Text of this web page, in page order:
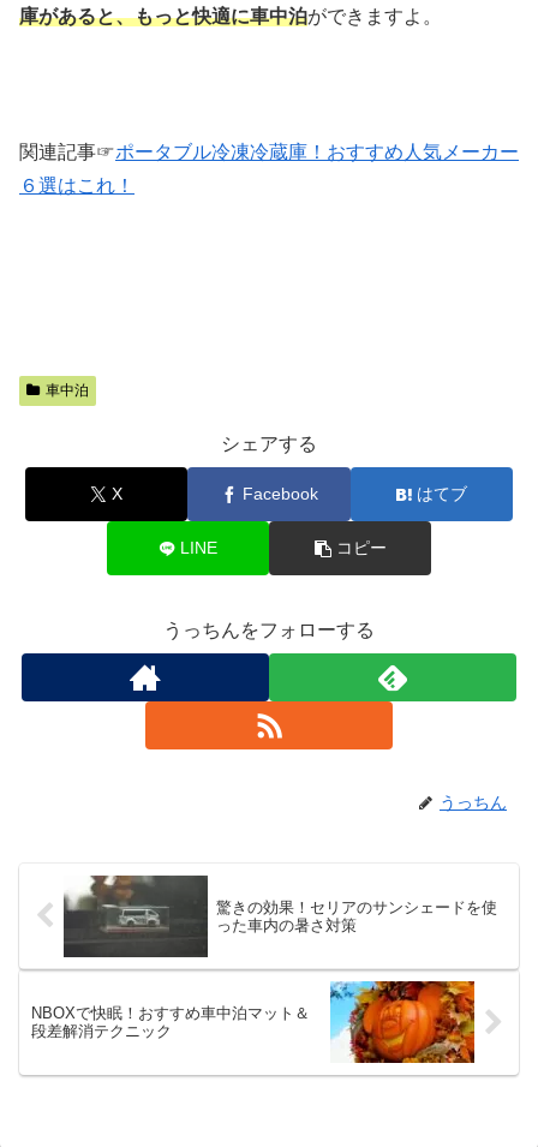
庫があると、もっと快適に車中泊ができますよ。
関連記事☞ポータブル冷凍冷蔵庫！おすすめ人気メーカー
６選はこれ！
車中泊
シェアする
X Facebook はてブ
LINE コピー
うっちんをフォローする
うっちん
驚きの効果！セリアのサンシェードを使
った車内の暑さ対策
NBOXで快眠！おすすめ車中泊マット＆
段差解消テクニック